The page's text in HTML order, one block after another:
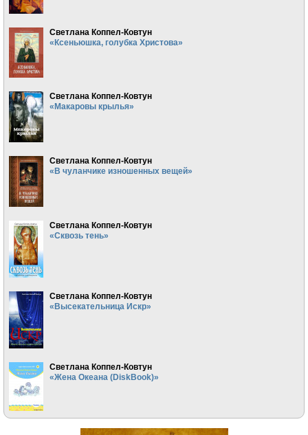
Светлана Коппел-Ковтун
«Ксеньюшка, голубка Христова»
Светлана Коппел-Ковтун
«Макаровы крылья»
Светлана Коппел-Ковтун
«В чуланчике изношенных вещей»
Светлана Коппел-Ковтун
«Сквозь тень»
Светлана Коппел-Ковтун
«Высекательница Искр»
Светлана Коппел-Ковтун
«Жена Океана (DiskBook)»